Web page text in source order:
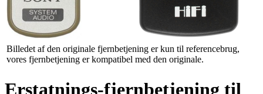
Billedet af den originale fjernbetjening er kun til referencebrug,
vores fjernbetjening er kompatibel med den originale.
Erstatnings-fjernbetjening til